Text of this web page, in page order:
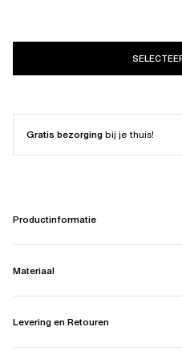
Gratis bezorgingbij je thuis!
Productinformatie
Materiaal
Levering en Retouren